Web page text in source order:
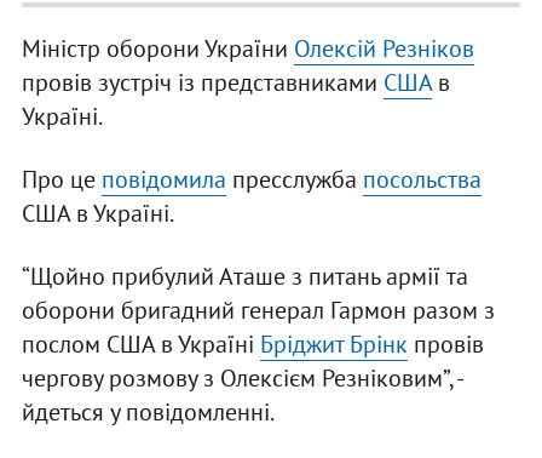
Міністр оборони України Олексій Резніков
провів зустріч із представниками СШАв
Україні.
Про це повідомила пресслужба посольства
США в Україні.
“Щойно прибулий Аташе з питань армії та
оборони бригадний генерал Гармон разом з
послом США в Україні Бріджит Брінк провів
чергову розмову з Олексієм Резніковим”, -
йдеться у повідомленні.